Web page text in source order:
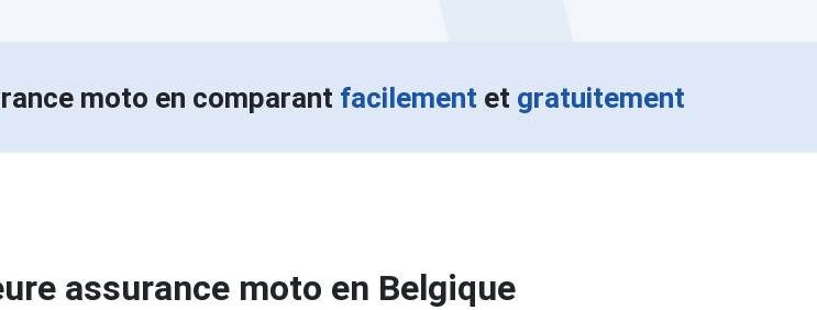
moto en comparant facilement et gratuitement
assurance moto en Belgique